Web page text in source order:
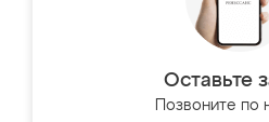
Оставьте
Позвоните по